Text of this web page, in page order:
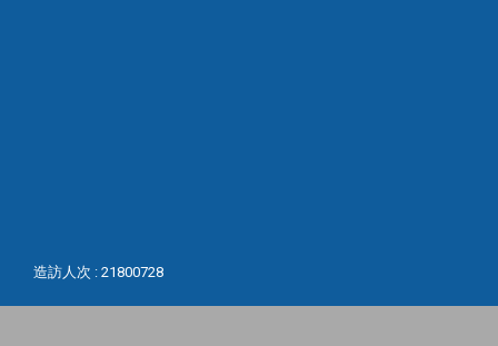
造訪人次 : 21800728